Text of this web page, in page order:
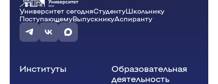
Университет сегодняСтудентуШкольнику
ПоступающемуВыпускникуАспиранту
Институты
Образовательная
деятельность